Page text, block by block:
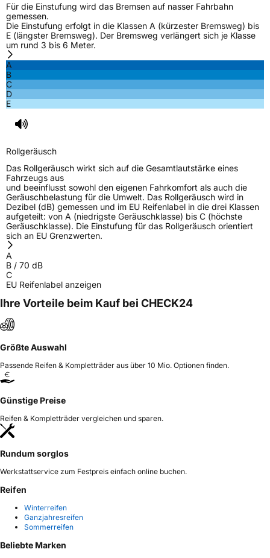
Für die Einstufung wird das Bremsen auf nasser Fahrbahn
gemessen.
Die Einstufung erfolgt in die Klassen A (kürzester Bremsweg) bis
E (längster Bremsweg). Der Bremsweg verlängert sich je Klasse
um rund 3 bis 6 Meter.
A
B
C
D
E
Rollgeräusch
Das Rollgeräusch wirkt sich auf die Gesamtlautstärke eines
Fahrzeugs aus
und beeinflusst sowohl den eigenen Fahrkomfort als auch die
Geräuschbelastung für die Umwelt. Das Rollgeräusch wird in
Dezibel (dB) gemessen und im EU Reifenlabel in die drei Klassen
aufgeteilt: von A (niedrigste Geräuschklasse) bis C (höchste
Geräuschklasse). Die Einstufung für das Rollgeräusch orientiert
sich an EU Grenzwerten.
A
B / 70 dB
C
EU Reifenlabel anzeigen
Ihre Vorteile beim Kauf bei CHECK24
Größte Auswahl
Passende Reifen & Kompletträder aus über 10 Mio. Optionen finden.
Günstige Preise
Reifen & Kompletträder vergleichen und sparen.
Rundum sorglos
Werkstattservice zum Festpreis einfach online buchen.
Reifen
Winterreifen
Ganzjahresreifen
Sommerreifen
Beliebte Marken